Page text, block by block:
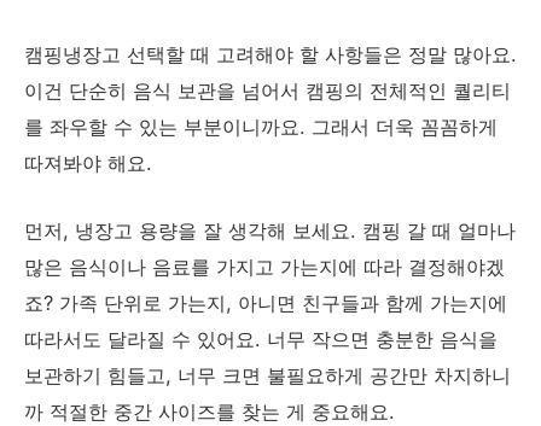
캠핑냉장고 선택할 때 고려해야 할 사항들은 정말 많아요.
이건 단순히 음식 보관을 넘어서 캠핑의 전체적인 퀄리티
를 좌우할 수 있는 부분이니까요. 그래서 더욱 꼼꼼하게
따져봐야 해요.
먼저, 냉장고 용량을 잘 생각해 보세요. 캠핑 갈 때 얼마나
많은 음식이나 음료를 가지고 가는지에 따라 결정해야겠
죠? 가족 단위로 가는지, 아니면 친구들과 함께 가는지에
따라서도 달라질 수 있어요. 너무 작으면 충분한 음식을
보관하기 힘들고, 너무 크면 불필요하게 공간만 차지하니
까 적절한 중간 사이즈를 찾는 게 중요해요.